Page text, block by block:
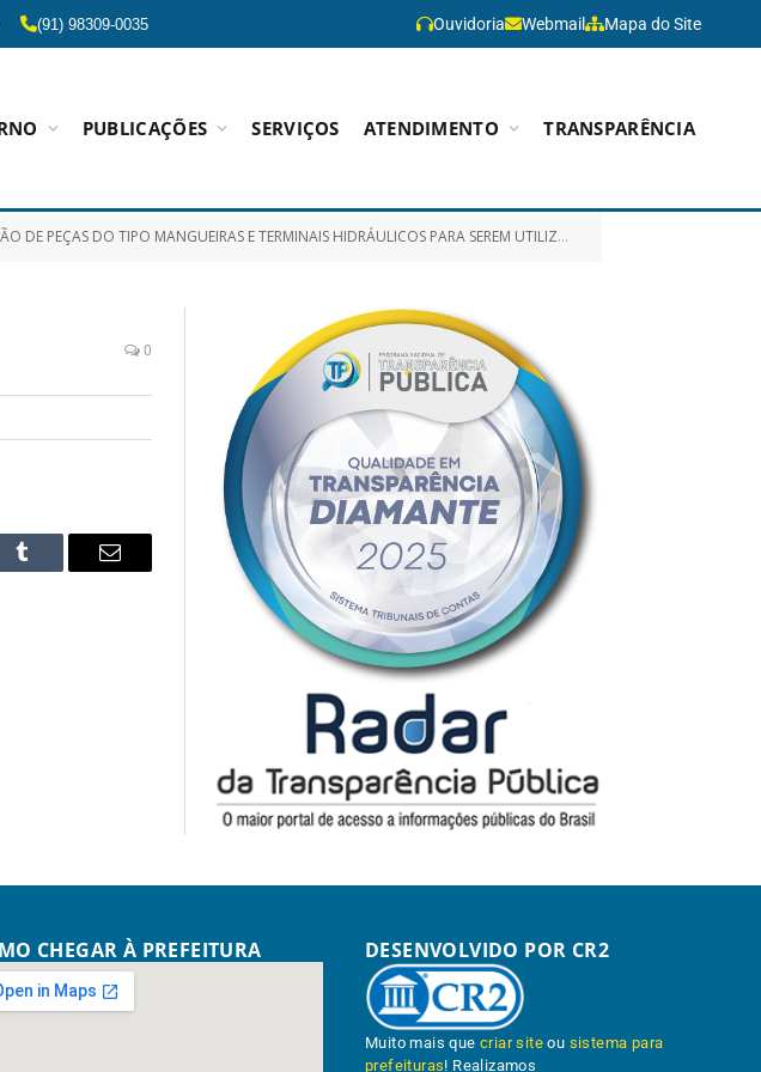
(91) 98309-0035 Ouvidoria Webmail Mapa do Site
PUBLICAÇÕES SERVIÇOS ATENDIMENTO TRANSPARÊNCIA
PARA SEREM UTILIZADAS NA MANUTENÇÃO DOS VEÍCULOS PESADOS E EQUIPAMENTOS PERTENCENTES A FROTA DA PREFEITURA MUNICIPAL DE PARAGOMINAS)
0
Tumblr Email
CHEGAR À PREFEITURA DESENVOLVIDO POR CR2
Muito mais quecriar site ou sistema para
prefeituras! Realizamos